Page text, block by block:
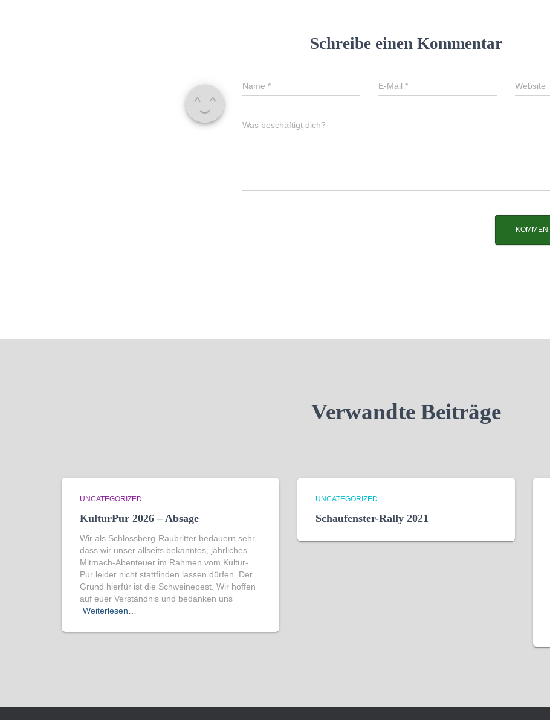
Schreibe einen Kommentar
Name * E-Mail* Website
Was beschäftigt dich?
Verwandte Beiträge
UNCATEGORIZED
KulturPur 2026 – Absage
Wir als Schlossberg-Raubritter bedauern sehr,
dass wir unser allseits bekanntes, jährliches
Mitmach-Abenteuer im Rahmen vom Kultur-
Pur leider nicht stattfinden lassen dürfen. Der
Grund hierfür ist die Schweinepest. Wir hoffen
auf euer Verständnis und bedanken uns
Weiterlesen…
UNCATEGORIZED
Schaufenster-Rally 2021